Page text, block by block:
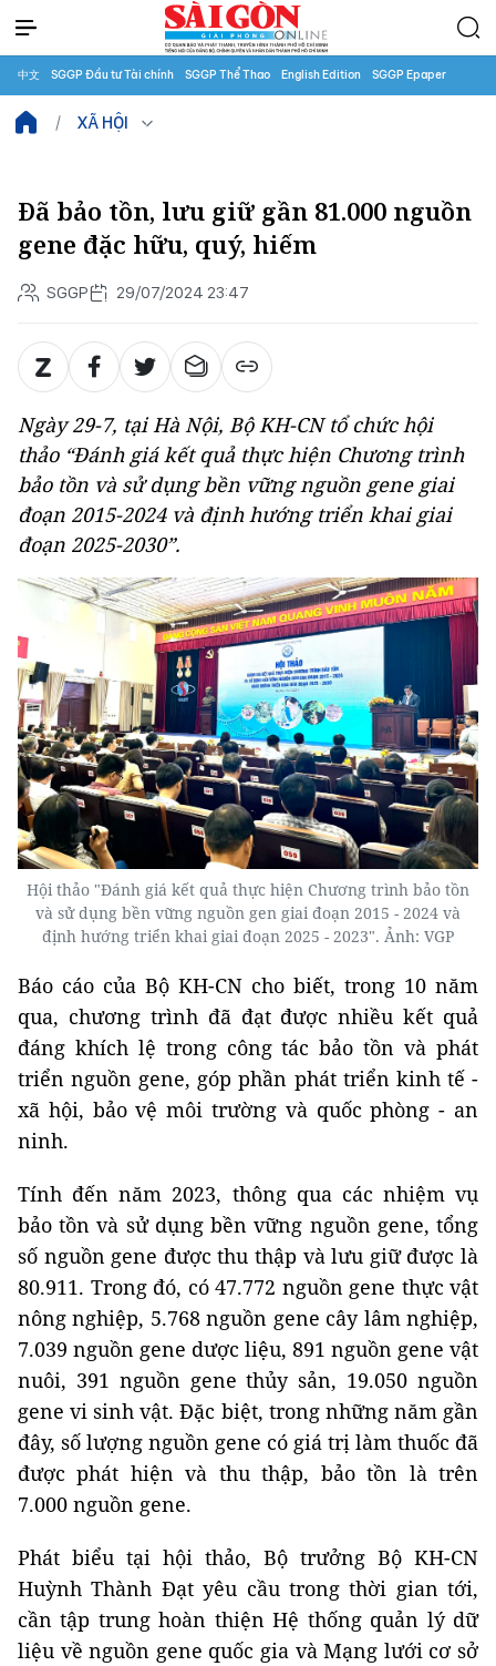
中文 SGGP Đầu tư Tài chính SGGP Thể Thao English Edition SGGP Epaper
XÃ HỘI
Đã bảo tồn, lưu giữ gần 81.000 nguồn
gene đặc hữu, quý, hiếm
SGGP 29/07/2024 23:47
Ngày 29-7, tại Hà Nội, Bộ KH-CN tổ chức hội
thảo “Đánh giá kết quả thực hiện Chương trình
bảo tồn và sử dụng bền vững nguồn gene giai
đoạn 2015-2024 và định hướng triển khai giai
đoạn 2025-2030”.
Hội thảo "Đánh giá kết quả thực hiện Chương trình bảo tồn
và sử dụng bền vững nguồn gen giai đoạn 2015 - 2024 và
định hướng triển khai giai đoạn 2025 - 2023". Ảnh: VGP
Báo cáo của Bộ KH-CN cho biết, trong 10 năm
qua, chương trình đã đạt được nhiều kết quả
đáng khích lệ trong công tác bảo tồn và phát
triển nguồn gene, góp phần phát triển kinh tế -
xã hội, bảo vệ môi trường và quốc phòng - an
ninh.
Tính đến năm 2023, thông qua các nhiệm vụ
bảo tồn và sử dụng bền vững nguồn gene, tổng
số nguồn gene được thu thập và lưu giữ được là
80.911. Trong đó, có 47.772 nguồn gene thực vật
nông nghiệp, 5.768 nguồn gene cây lâm nghiệp,
7.039 nguồn gene dược liệu, 891 nguồn gene vật
nuôi, 391 nguồn gene thủy sản, 19.050 nguồn
gene vi sinh vật. Đặc biệt, trong những năm gần
đây, số lượng nguồn gene có giá trị làm thuốc đã
được phát hiện và thu thập, bảo tồn là trên
7.000 nguồn gene.
Phát biểu tại hội thảo, Bộ trưởng Bộ KH-CN
Huỳnh Thành Đạt yêu cầu trong thời gian tới,
cần tập trung hoàn thiện Hệ thống quản lý dữ
liệu về nguồn gene quốc gia và Mạng lưới cơ sở